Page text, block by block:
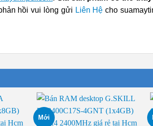
hồi vui lòng gửi Liên Hệ cho
Mới